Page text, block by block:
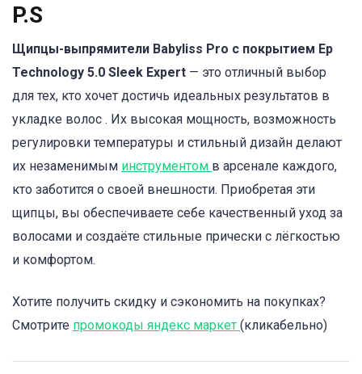
P.S
Щипцы-выпрямители Babyliss Pro с покрытием Ep
Technology 5.0 Sleek Expert — это отличный выбор
для тех, кто хочет достичь идеальных результатов в
укладке волос . Их высокая мощность, возможность
регулировки температуры и стильный дизайн делают
их незаменимым инструментом в арсенале каждого,
кто заботится о своей внешности. Приобретая эти
щипцы, вы обеспечиваете себе качественный уход за
волосами и создаёте стильные прически с лёгкостью
и комфортом.
Хотите получить скидку и сэкономить на покупках?
Смотрите промокоды яндекс маркет (кликабельно)